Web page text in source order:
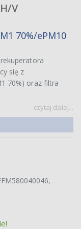
V
70%/ePM10
się z
70%) oraz filtra
czytaj dalej...